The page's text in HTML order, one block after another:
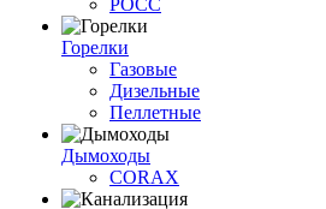
РОСС
Горелки
Газовые
Дизельные
Пеллетные
Дымоходы
CORAX